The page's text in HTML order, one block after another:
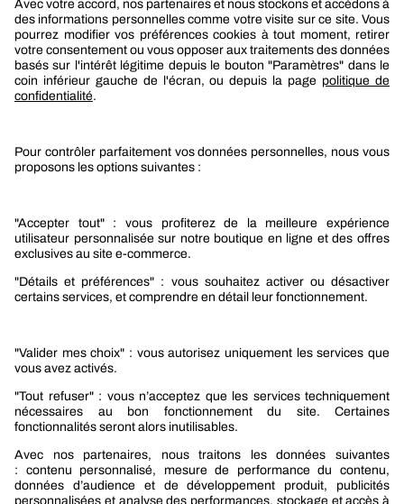
Berner
Boutique Berner
Boutique Berner Industry Services
Le groupe Berner
Nos produits
Sélection produits automobile
Sélection produits bâtiment
Promotions
Nouveautés mobilité
Nouveautés construction
CARRIÈRES
NOTRE OFFRE